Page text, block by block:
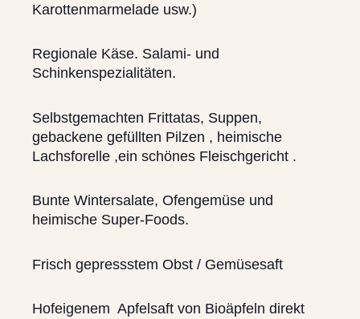
Karottenmarmelade usw.)
Regionale Käse. Salami- und
Schinkenspezialitäten.
Selbstgemachten Frittatas, Suppen,
gebackene gefüllten Pilzen , heimische
Lachsforelle ,ein schönes Fleischgericht .
Bunte Wintersalate, Ofengemüse und
heimische Super-Foods.
Frisch gepressstem Obst / Gemüsesaft
Hofeigenem Apfelsaft von Bioäpfeln direkt